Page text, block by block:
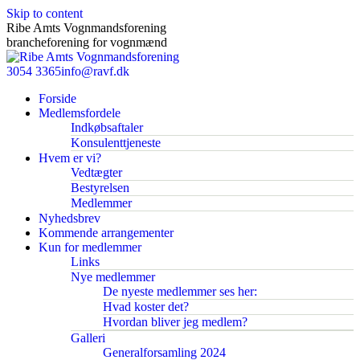
Skip to content
Ribe Amts Vognmandsforening
brancheforening for vognmænd
3054 3365info@ravf.dk
Forside
Medlemsfordele
Indkøbsaftaler
Konsulenttjeneste
Hvem er vi?
Vedtægter
Bestyrelsen
Medlemmer
Nyhedsbrev
Kommende arrangementer
Kun for medlemmer
Links
Nye medlemmer
De nyeste medlemmer ses her:
Hvad koster det?
Hvordan bliver jeg medlem?
Galleri
Generalforsamling 2024